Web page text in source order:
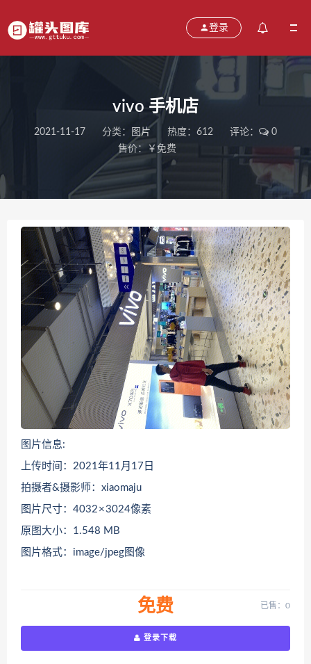
登录
vivo 手机店
2021-11-17 分类： 图片 热度：612 评论：
0
售价：￥免费
图片信息:
上传时间：2021年11月17日
拍摄者&摄影师：xiaomaju
图片尺寸：4032 × 3024像素
原图大小：1.548 MB
图片格式：image/jpeg图像
免费 已售：0
登录下载